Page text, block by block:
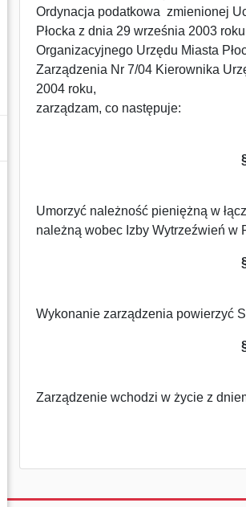
Ordynacja podatkowa zmienionej
Płocka z dnia 29 września 2003
Organizacyjnego Urzędu Miasta
Zarządzenia Nr 7/04 Kierownika
2004 roku,
zarządzam, co następuje:
Umorzyć należność pieniężną w
należną wobec Izby Wytrzeźwień w
Wykonanie zarządzenia powierzyć
Zarządzenie wchodzi w życie z